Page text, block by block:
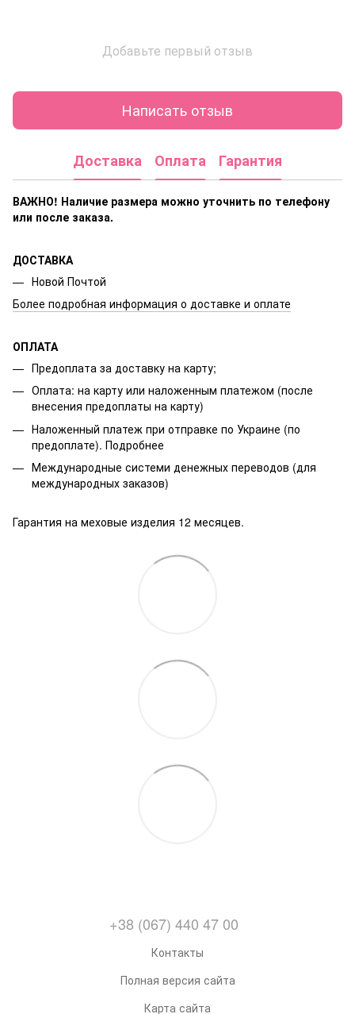
Добавьте первый отзыв
Написать отзыв
Доставка Оплата Гарантия
ВАЖНО! Наличие размера можно уточнить по телефону
или после заказа.
ДОСТАВКА
Новой Почтой
Более подробная информация о доставке и оплате
ОПЛАТА
Предоплата за доставку на карту;
Оплата: на карту или наложенным платежом (после
внесения предоплаты на карту)
Наложенный платеж при отправке по Украине (по
предоплате). Подробнее
Международные системи денежных переводов (для
международных заказов)
Гарантия на меховые изделия 12 месяцев.
+38 (067) 440 47 00
Контакты
Полная версия сайта
Карта сайта